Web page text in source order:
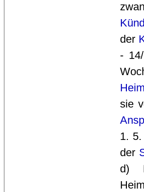
der
-
sie
1.
der
d)